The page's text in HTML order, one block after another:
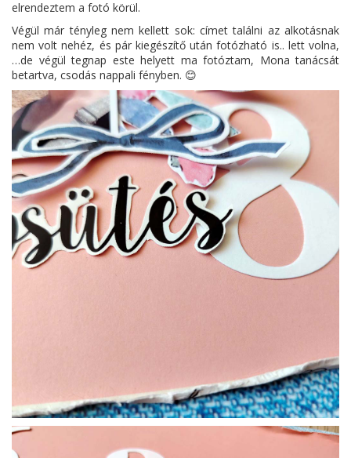
elrendeztem a fotó körül.
Végül már tényleg nem kellett sok: címet találni az alkotásnak
nem volt nehéz, és pár kiegészítő után fotózható is.. lett volna,
…de végül tegnap este helyett ma fotóztam, Mona tanácsát
betartva, csodás nappali fényben. 😊